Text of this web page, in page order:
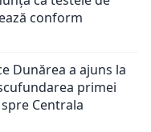
conform
Dunărea a ajuns la
primei
Centrala